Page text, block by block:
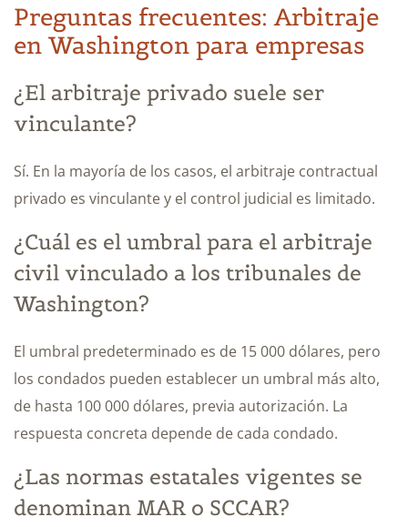
Preguntas frecuentes: Arbitraje
en Washington para empresas
¿El arbitraje privado suele ser
vinculante?
Sí. En la mayoría de los casos, el arbitraje contractual
privado es vinculante y el control judicial es limitado.
¿Cuál es el umbral para el arbitraje
civil vinculado a los tribunales de
Washington?
El umbral predeterminado es de 15 000 dólares, pero
los condados pueden establecer un umbral más alto,
de hasta 100 000 dólares, previa autorización. La
respuesta concreta depende de cada condado.
¿Las normas estatales vigentes se
denominan MAR o SCCAR?